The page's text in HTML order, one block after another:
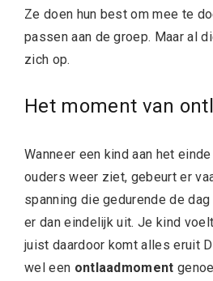
Ze doen hun best om mee te
passen aan de groep. Maar al
zich op.
Het moment van
Wanneer een kind aan het
ouders weer ziet, gebeurt er
spanning die gedurende de
er dan eindelijk uit. Je kind
juist daardoor komt alles eruit
wel een ontlaadmoment